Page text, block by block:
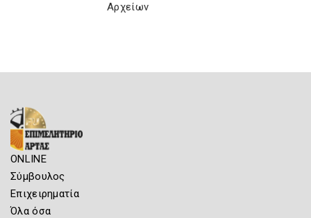
Αρχείων
ONLINE
Σύμβουλος
Επιχειρηματία
Όλα όσα